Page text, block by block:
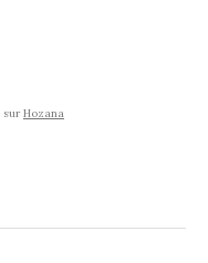
surHozana